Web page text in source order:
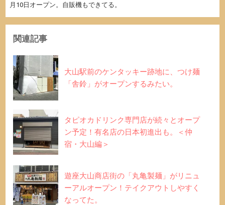
月10日オープン。自販機もできてる。
関連記事
大山駅前のケンタッキー跡地に、つけ麺
「舎鈴」がオープンするみたい。
タピオカドリンク専門店が続々とオープ
ン予定！有名店の日本初進出も。＜仲
宿・大山編＞
遊座大山商店街の「丸亀製麺」がリニュ
ーアルオープン！テイクアウトしやすく
なってた。